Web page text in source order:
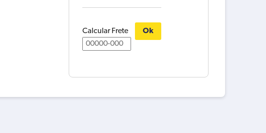
Calcular Frete Ok